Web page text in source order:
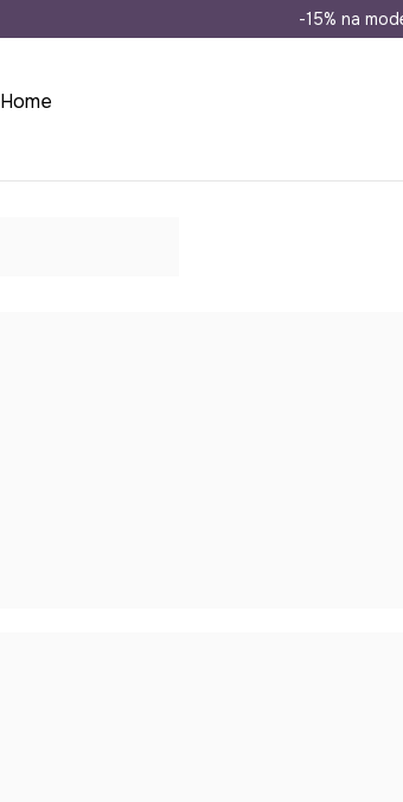
Wysyłka nawet
-15% na
Home